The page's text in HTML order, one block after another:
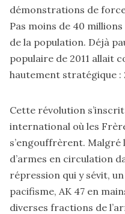
démonstrations de
Pas moins de 40
de la population. Déjà
populaire de 2011 allait
hautement stratégique :
Cette révolution
international où les
s’engouffrèrent. Malgré
d’armes en circulation
répression qui y sévit,
pacifisme, AK 47 en
diverses fractions de